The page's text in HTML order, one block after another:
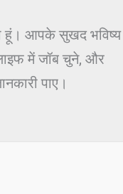
हूं। आपके सुखद भविष्य
में जॉब चुने, और
पाए।